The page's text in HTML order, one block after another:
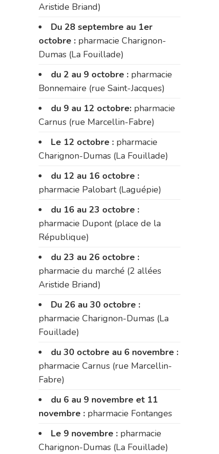
Aristide Briand)
Du 28 septembre au 1er
octobre : pharmacie Charignon-
Dumas (La Fouillade)
du 2 au 9 octobre : pharmacie
Bonnemaire (rue Saint-Jacques)
du 9 au 12 octobre: pharmacie
Carnus (rue Marcellin-Fabre)
Le 12 octobre : pharmacie
Charignon-Dumas (La Fouillade)
du 12 au 16 octobre :
pharmacie Palobart (Laguépie)
du 16 au 23 octobre :
pharmacie Dupont (place de la
République)
du 23 au 26 octobre :
pharmacie du marché (2 allées
Aristide Briand)
Du 26 au 30 octobre :
pharmacie Charignon-Dumas (La
Fouillade)
du 30 octobre au 6 novembre :
pharmacie Carnus (rue Marcellin-
Fabre)
du 6 au 9 novembre et 11
novembre : pharmacie Fontanges
Le 9 novembre : pharmacie
Charignon-Dumas (La Fouillade)